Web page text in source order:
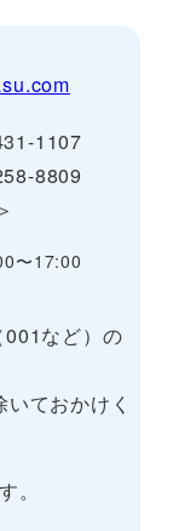
1107
8809
〜17:00
001など）の
ておかけく
。